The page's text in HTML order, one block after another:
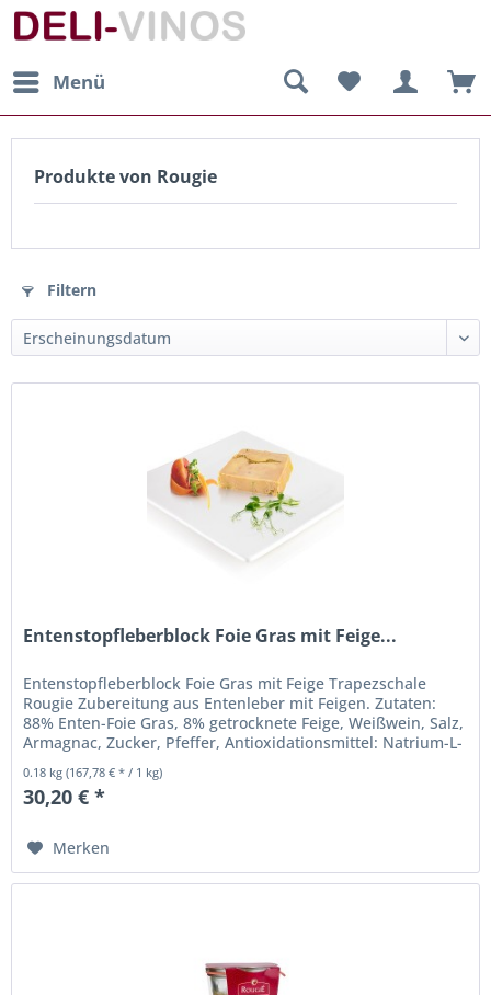
Menü
Produkte von Rougie
Filtern
Entenstopfleberblock Foie Gras mit Feige...
Entenstopfleberblock Foie Gras mit Feige Trapezschale
Rougie Zubereitung aus Entenleber mit Feigen. Zutaten:
88% Enten-Foie Gras, 8% getrocknete Feige, Weißwein, Salz,
Armagnac, Zucker, Pfeffer, Antioxidationsmittel: Natrium-L-
0.18 kg(167,78 € * / 1 kg)
30,20 € *
Merken